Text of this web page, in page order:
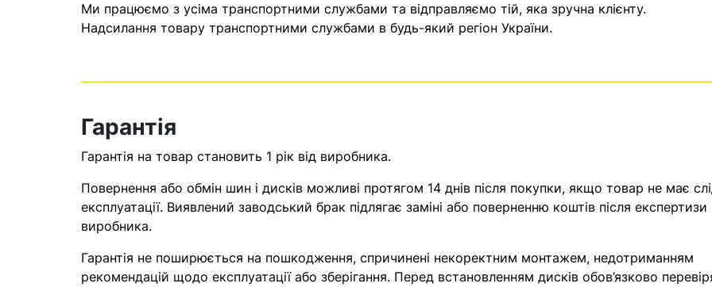
Ми працюємо з усіма транспортними службами та відправляємо тій, яка зручна клієнту.
Надсилання товару транспортними службами в будь-який регіон України.
Гарантія
Гарантія на товар становить 1 рік від виробника.
Повернення або обмін шин і дисків можливі протягом 14 днів після покупки, якщо товар не має
експлуатації. Виявлений заводський брак підлягає заміні або поверненню коштів після експертизи
виробника.
Гарантія не поширюється на пошкодження, спричинені некоректним монтажем, недотриманням
рекомендацій щодо експлуатації або зберігання. Перед встановленням дисків обов’язково